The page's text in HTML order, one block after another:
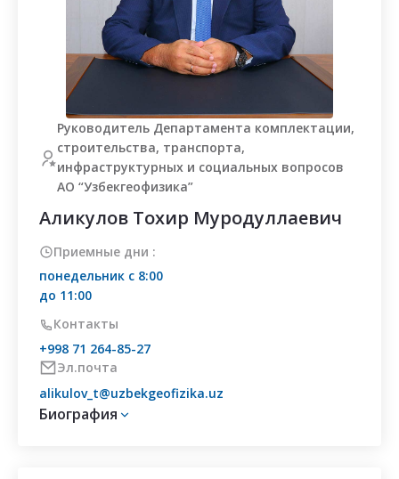
Руководитель Департамента комплектации,
строительства, транспорта,
инфраструктурных и социальных вопросов
АО “Узбекгеофизика”
Аликулов Тохир Муродуллаевич
Приемные дни :
понедельник с 8:00
до 11:00
Контакты
+998 71 264-85-27
Эл.почта
alikulov_t@uzbekgeofizika.uz
Биография